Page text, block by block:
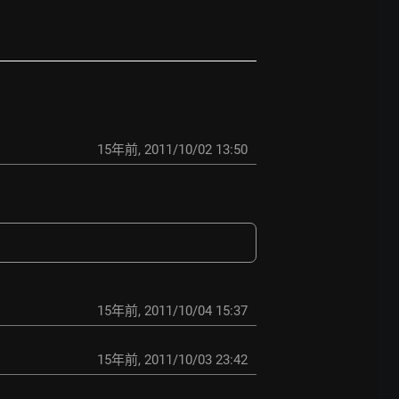
15年前, 2011/10/02 13:50
15年前, 2011/10/04 15:37
15年前, 2011/10/03 23:42